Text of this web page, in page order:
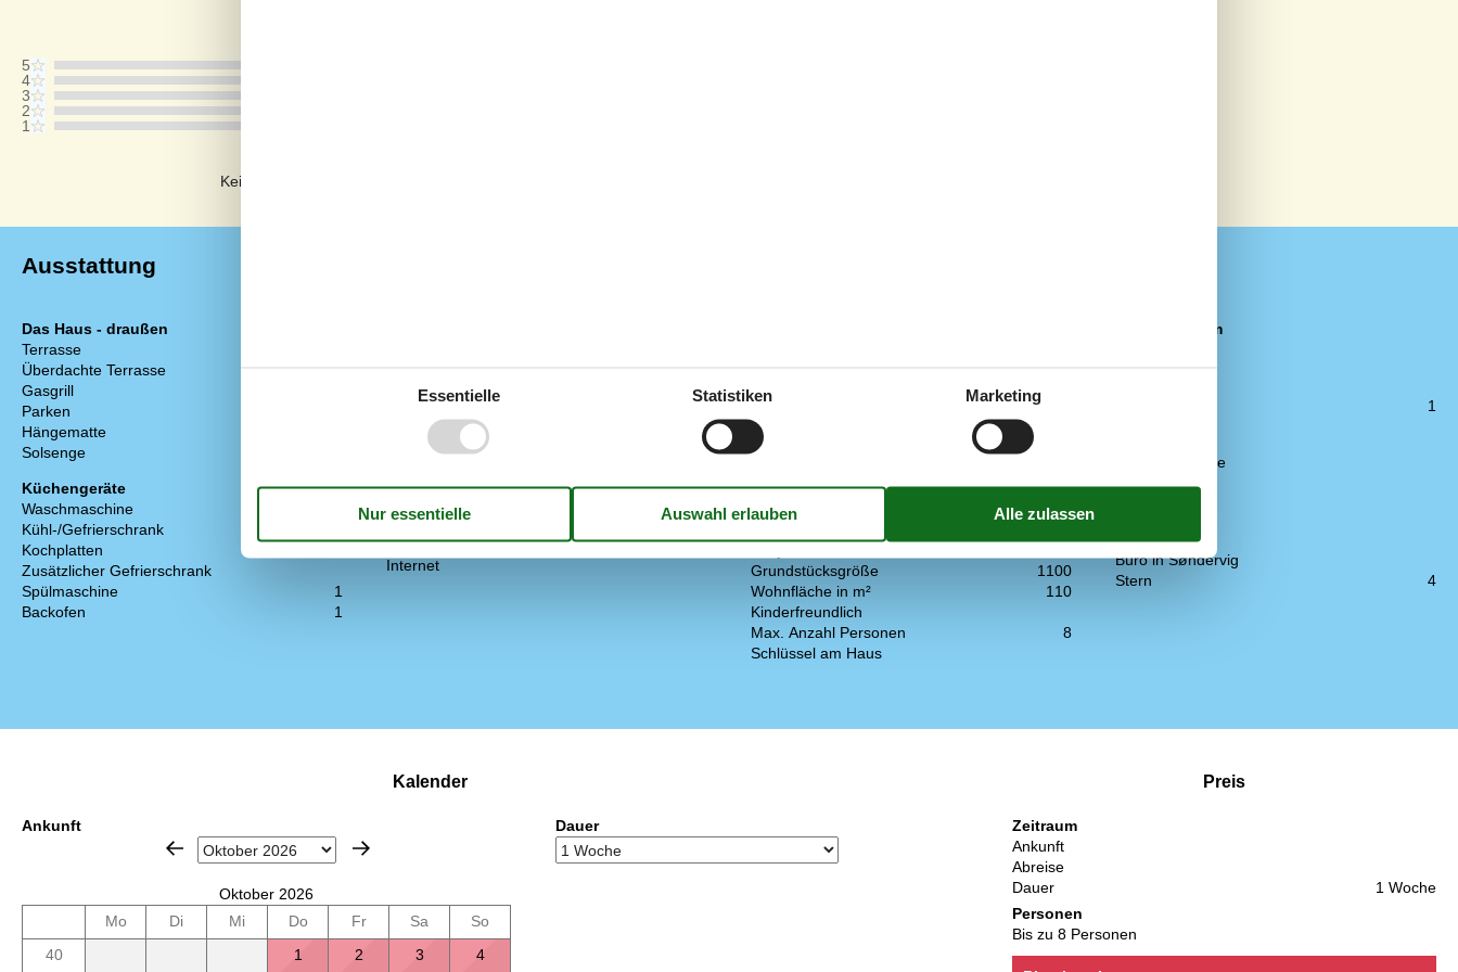
5
4
3
2
1
Keine Bewertungen haben Kommentare.
Ausstattung
Das Haus - draußen
Terrasse
Überdachte Terrasse
Gasgrill
Parken
Hängematte
Solsenge
Küchengeräte
Waschmaschine
Kühl-/Gefrierschrank
Kochplatten
Zusätzlicher Gefrierschrank
Spülmaschine
1
Backofen
1
Entfernungen
Entfernung zum Meer
400 m
Entfernung Einkauf
300 m
Entfernung zum Golfplatz
2,6 km
Entfernung zum Angelsee
2,7 km
Multimedien
Internet
Doppelbetten
Badezimmer
Holzfußboden
Wärmepumpe
Grundstücksgröße
1100
Wohnfläche in m²
110
Kinderfreundlich
Max. Anzahl Personen
8
Schlüssel am Haus
Aktivitätsraum
1
Kaffeemaschine
Wasserkocher
Nichtraucher
Büro in Søndervig
Stern
4
Kalender
Ankunft
Oktober 2026
Mo
Di Mi Do Fr Sa
So
40
1 2 3
4
Dauer
Preis
Zeitraum
Ankunft
Abreise
Dauer
1 Woche
Personen
Bis zu 8 Personen
Essentielle Statistiken Marketing